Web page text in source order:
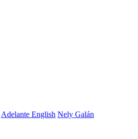
Adelante English Nely Galán